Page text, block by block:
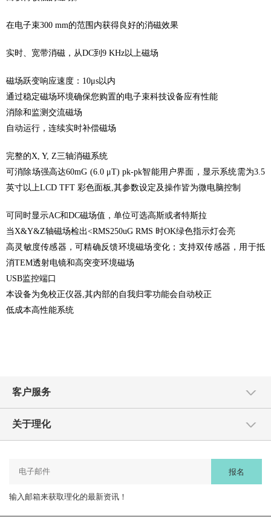
在电子束300 mm的范围内获得良好的消磁效果
实时、宽带消磁，从DC到 9 KHz以上磁场
磁场跃变响应速度： 10μs以内
通过稳定磁场环境确保您购置的电子束科技设备应有性能
消除和监测交流磁场
自动运行，连续实时补偿磁场
完整的X, Y, Z三轴消磁系统
可消除场强高达60mG (6.0 μT) pk-pk智能用户界面，显示系统需为3.5
英寸以上LCD TFT 彩色面板 其参数设定及操作皆为微电脑控制
可同时显示AC和DC磁场值，单位可选高斯或者特斯拉
当X&Y&Z轴磁场检出<RMS250uG RMS 时OK绿色指示灯会亮
高灵敏度传感器，可精确反馈环境磁场变化；支持双传感器，用于抵
消TEM透射电镜和高突变环境磁场
USB监控端口
本设备为免校正仪器 其内部的自我归零功能会自动校正
低成本高性能系统
客户服务
关于理化
报名
输入邮箱来获取理化的最新资讯！